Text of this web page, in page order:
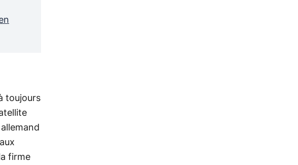
toujours
firme